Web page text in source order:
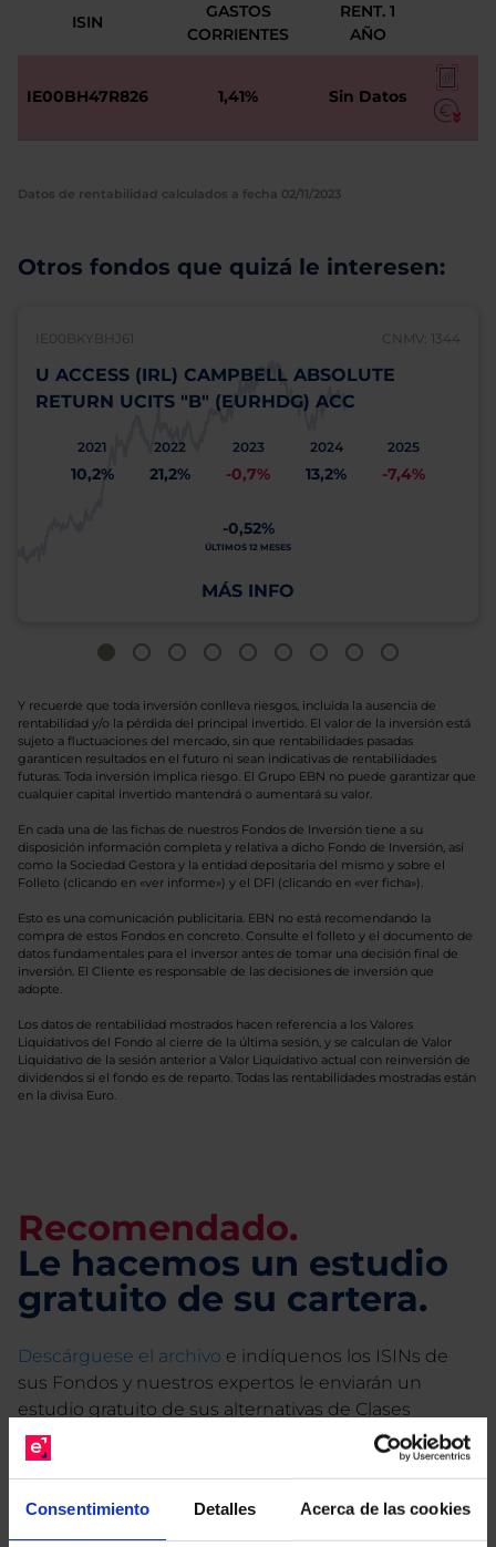
Consentimiento Detalles Acerca de las cookies
ISIN
GASTOS
CORRIENTES
RENT. 1
AÑO
IE00BH47R826 1,41% Sin Datos
Datos de rentabilidad calculados a fecha 02/11/2023
Otros fondos que quizá le interesen:
IE00BKYBHJ61 CNMV: 1344
U ACCESS (IRL) CAMPBELL ABSOLUTE
RETURN UCITS "B" (EURHDG) ACC
2021
10,2%
2022
21,2%
2023
-0,7%
2024
13,2%
2025
-7,4%
-0,52%
ÚLTIMOS 12 MESES
MÁS INFO
Y recuerde que toda inversión conlleva riesgos, incluida la ausencia de
rentabilidad y/o la pérdida del principal invertido. El valor de la inversión está
sujeto a fluctuaciones del mercado, sin que rentabilidades pasadas
garanticen resultados en el futuro ni sean indicativas de rentabilidades
futuras. Toda inversión implica riesgo. El Grupo EBN no puede garantizar que
cualquier capital invertido mantendrá o aumentará su valor.
En cada una de las fichas de nuestros Fondos de Inversión tiene a su
disposición información completa y relativa a dicho Fondo de Inversión, así
como la Sociedad Gestora y la entidad depositaria del mismo y sobre el
Folleto (clicando en «ver informe») y el DFI (clicando en «ver ficha»).
Esto es una comunicación publicitaria. EBN no está recomendando la
compra de estos Fondos en concreto. Consulte el folleto y el documento de
datos fundamentales para el inversor antes de tomar una decisión final de
inversión. El Cliente es responsable de las decisiones de inversión que
adopte.
Los datos de rentabilidad mostrados hacen referencia a los Valores
Liquidativos del Fondo al cierre de la última sesión, y se calculan de Valor
Liquidativo de la sesión anterior a Valor Liquidativo actual con reinversión de
dividendos si el fondo es de reparto. Todas las rentabilidades mostradas están
en la divisa Euro.
Recomendado.
Le hacemos un estudio
gratuito de su cartera.
Descárguese el archivo e indíquenos los ISINs de
sus Fondos y nuestros expertos le enviarán un
estudio gratuito de sus alternativas de Clases
Limpias con las que podrá ahorrar en sus costes.